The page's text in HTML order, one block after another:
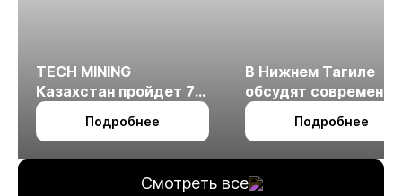
TECH MINING
Казахстан пройдет 7
октября в Алматы
Подробнее
В Нижнем Тагиле
обсудят
технологии
измельчения
Подробнее
Смотреть все